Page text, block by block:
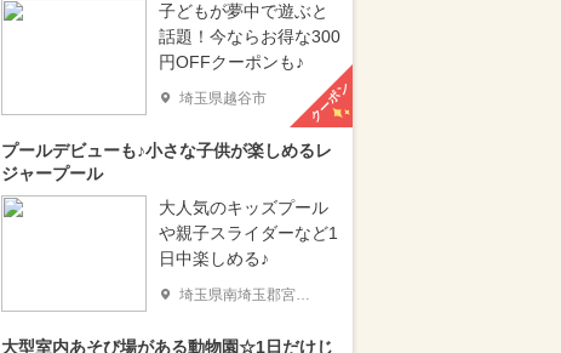
子どもが夢中で遊ぶと
話題！今ならお得な300
円OFFクーポンも♪
埼玉県越谷市 クーポン
プールデビューも♪小さな子供が楽しめるレ
ジャープール
大人気のキッズプール
や親子スライダーなど1
日中楽しめる♪
埼玉県南埼玉郡宮代町
大型室内あそび場がある動物園☆1日だけじ